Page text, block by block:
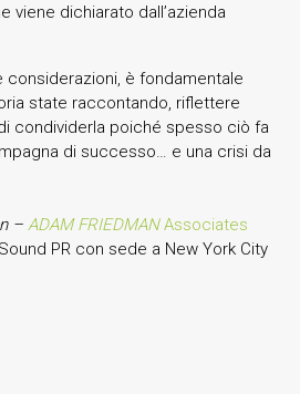
viene dichiarato dall’azienda
è fondamentale
state raccontando, riflettere
condividerla poiché spesso ciò fa
di successo… e una crisi da
– ADAM FRIEDMANAssociates
PR con sede a New York City